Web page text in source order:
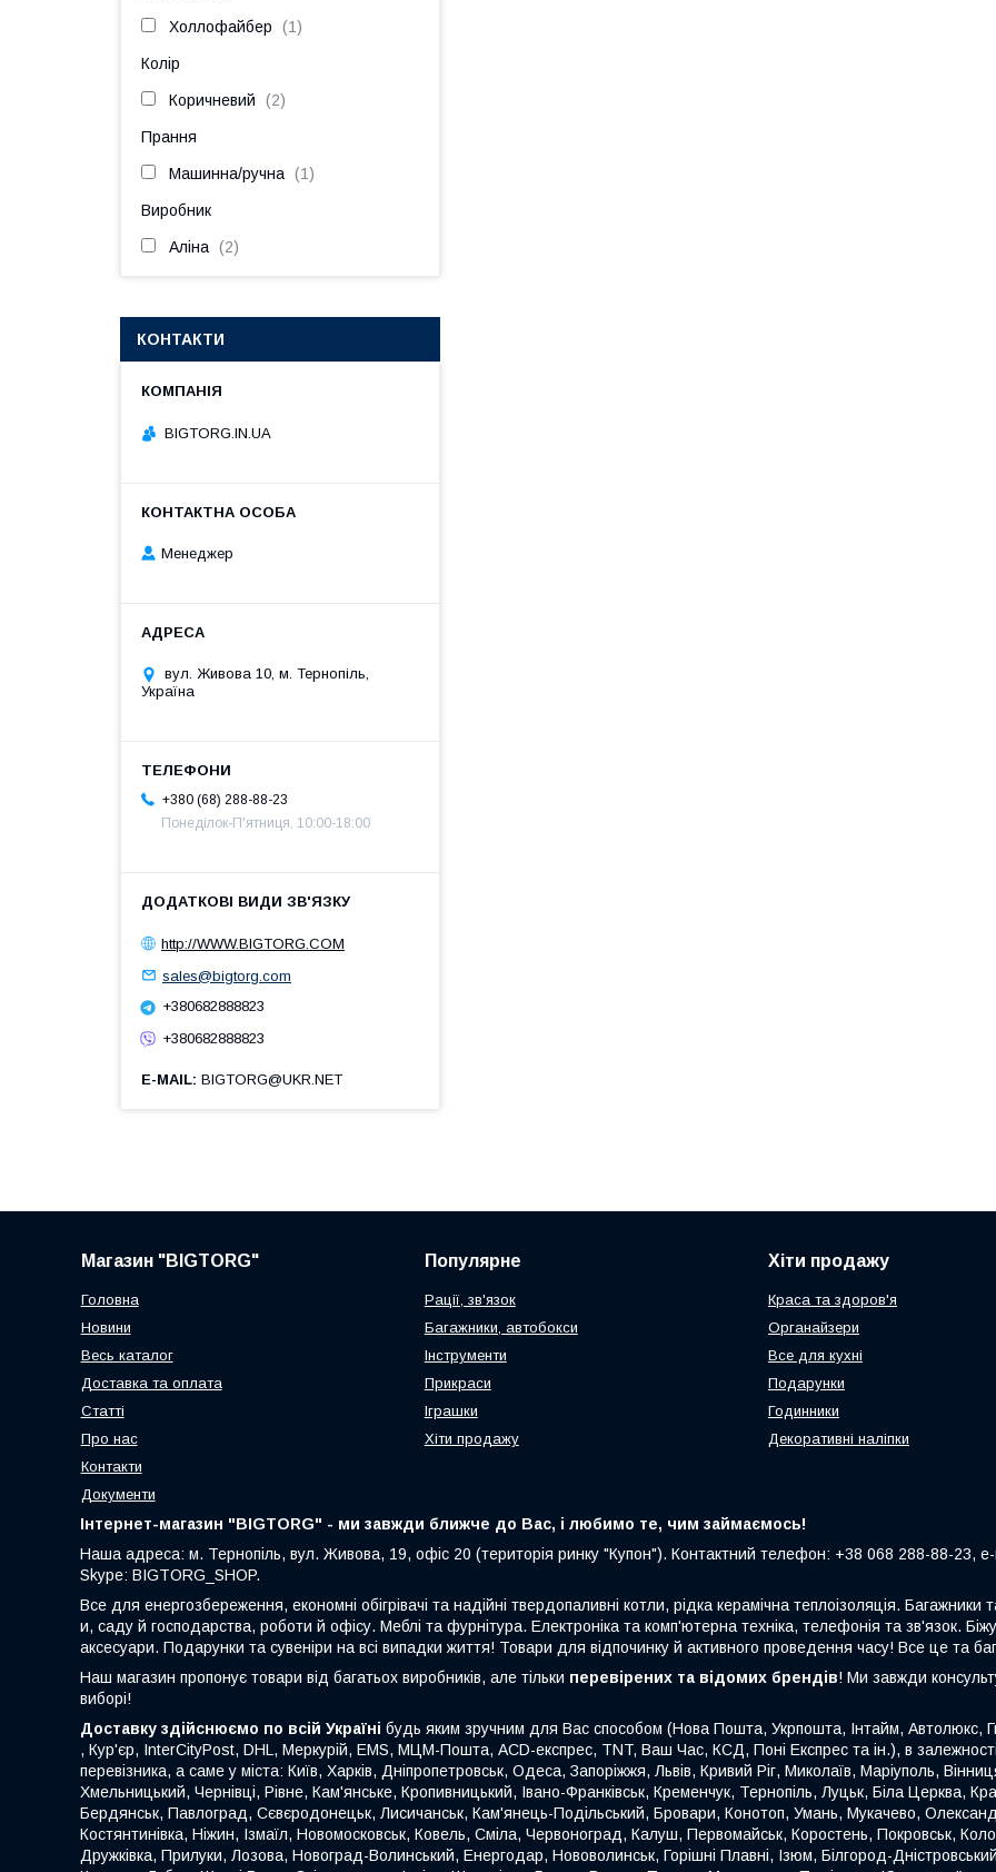
Холлофайбер 1
Колір
Коричневий 2
Прання
Машинна/ручна 1
Виробник
Аліна 2
КОНТАКТИ
BIGTORG.IN.UA
Менеджер
вул. Живова 10, м. Тернопіль,
Україна
+380 (68) 288-88-23
Понеділок-П'ятниця, 10:00-18:00
http://WWW.BIGTORG.COM
sales@bigtorg.com
+380682888823
+380682888823
E-MAIL BIGTORG@UKR.NET
Магазин "BIGTORG"
Головна
Новини
Весь каталог
Доставка та оплата
Статті
Про нас
Контакти
Документи
Популярне
Рації, зв'язок
Багажники, автобокси
Інструменти
Прикраси
Іграшки
Хіти продажу
Хіти продажу
Краса та здоров'я
Органайзери
Все для кухні
Подарунки
Годинники
Декоративні наліпки
Інтернет-магазин "BIGTORG" - ми завжди ближче до Вас, і любимо те, чим займаємось!
Наша адреса: м. Тернопіль, вул. Живова, 19, офіс 20 (територія ринку "Купон"). Контактний телефон: +38 068 288-88-23,
Skype: BIGTORG_SHOP.
Все для енергозбереження, економні обігрівачі та надійні твердопаливні котли, рідка керамічна теплоізоляція.
и, саду й господарства, роботи й офісу. Меблі та фурнітура. Електроніка та комп'ютерна техніка, телефонія та зв'язок.
аксесуари. Подарунки та сувеніри на всі випадки життя! Товари для відпочинку й активного проведення часу! Все це та
Наш магазин пропонує товари від багатьох виробників, але тільки перевірених та відомих брендів! Ми завжди
виборі!
Доставку здійснюємо по всій Україні будь яким зручним для Вас способом (Нова Пошта, Укрпошта, Інтайм, Автолюкс,
, Кур'єр, InterCityPost, DHL, Меркурій, EMS, МЦМ-Пошта, ACD-експрес, TNT, Ваш Час, КСД, Поні Експрес та ін.), в
перевізника, а саме у міста: Київ, Харків, Дніпропетровськ, Одеса, Запоріжжя, Львів, Кривий Ріг, Миколаїв, Маріуполь,
Хмельницький, Чернівці, Рівне, Кам'янське, Кропивницький, Івано-Франківськ, Кременчук, Тернопіль, Луцьк, Біла Церква,
Бердянськ, Павлоград, Сєвєродонецьк, Лисичанськ, Кам'янець-Подільський, Бровари, Конотоп, Умань, Мукачево,
Костянтинівка, Ніжин, Ізмаїл, Новомосковськ, Ковель, Сміла, Червоноград, Калуш, Первомайськ, Коростень, Покровськ,
Дружківка, Прилуки, Лозова, Новоград-Волинський, Енергодар, Нововолинськ, Горішні Плавні, Ізюм, Білгород-